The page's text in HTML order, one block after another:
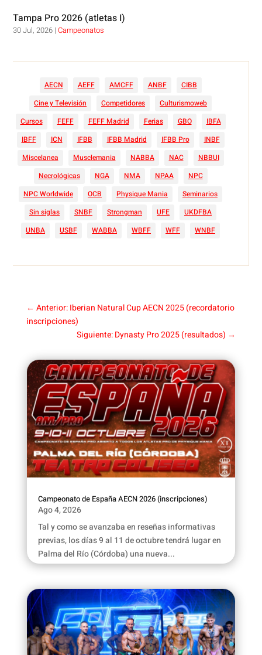
Tampa Pro 2026 (atletas I)
30 Jul, 2026 |Campeonatos
AECN AEFF AMCFF ANBF
CIBB
Cine y Televisión
Competidores
Culturismoweb
Cursos
FEFF FEFF Madrid Ferias GBO
IBFA
IBFF
ICN IFBB IFBB Madrid IFBB Pro
INBF
Miscelanea
Musclemania NABBA NAC
NBBUI
Necrológicas
NGA NMA NPAA
NPC
NPC Worldwide
OCB Physique Mania
Seminarios
Sin siglas
SNBF Strongman UFE
UKDFBA
UNBA
USBF WABBA WBFF WFF WNBF
← Anterior: Iberian Natural Cup AECN 2025 (recordatorio
inscripciones)
Siguiente: Dynasty Pro 2025 (resultados) →
Campeonato de España AECN 2026 (inscripciones)
Ago 4, 2026
Tal y como se avanzaba en reseñas informativas
previas, los días 9 al 11 de octubre tendrá lugar en
Palma del Río (Córdoba) una nueva...